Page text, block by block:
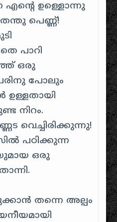
എന്റെ ഉള്ളൊന്നു
പെണ്ണ്!
പാറി
ഒരു
പോലും
നിറം.
വെച്ചിരിക്കുന്നു!
പഠിക്കുന്ന
ഒരു
തന്നെ അല്പം